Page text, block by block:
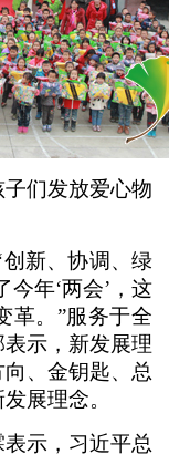
们发放爱心物
新、协调、绿
今年‘两会’，这
革。”服务于全
示，新发展理
、金钥匙、总
展理念。
示，习近平总